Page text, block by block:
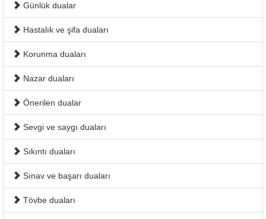
Günlük dualar
Hastalık ve şifa duaları
Korunma duaları
Nazar duaları
Önerilen dualar
Sevgi ve saygı duaları
Sıkıntı duaları
Sınav ve başarı duaları
Tövbe duaları